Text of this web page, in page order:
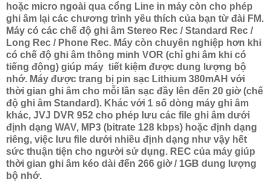
hoặc micro ngoài qua cổng Line in máy còn cho phép
ghi âm lại các chương trình yêu thích của bạn từ đài FM.
Máy có các chế độ ghi âm Stereo Rec / Standard Rec /
Long Rec / Phone Rec. Máy còn chuyên nghiệp hơn khi
có chế độ ghi âm thông minh VOR (chỉ ghi âm khi có
tiếng động) giúp máy tiết kiệm được dung lượng bộ
nhớ. Máy được trang bị pin sạc Lithium 380mAH với
thời gian ghi âm cho mỗi lần sạc đầy lên đến 20 giờ (chế
độ ghi âm Standard). Khác với 1 số dòng máy ghi âm
khác, JVJ DVR 952 cho phép lưu các file ghi âm dưới
định dạng WAV, MP3 (bitrate 128 kbps) hoặc định dạng
riêng, việc lưu file dưới nhiều định dạng như vậy hết
sức thuận tiện cho người sử dụng. REC của máy giúp
thời gian ghi âm kéo dài đến 266 giờ / 1GB dung lượng
bộ nhớ.